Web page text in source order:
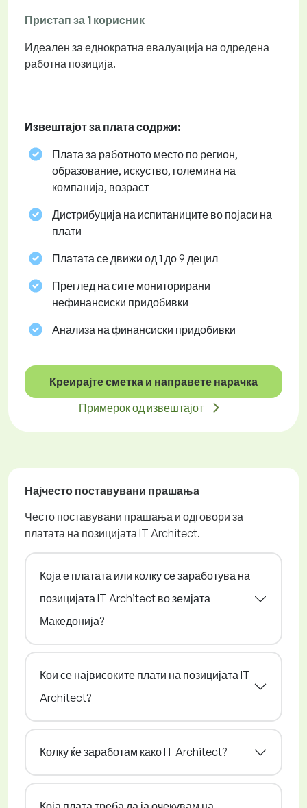
Пристап за 1 корисник
Идеален за еднократна евалуација на одредена
работна позиција.
Извештајот за плата содржи:
Плата за работното место по регион,
образование, искуство, големина на
компанија, возраст
Дистрибуција на испитаниците во појаси на
плати
Платата се движи од 1 до 9 децил
Преглед на сите мониторирани
нефинансиски придобивки
Анализа на финансиски придобивки
Креирајте сметка и направете нарачка
Примерок од извештајот
Најчесто поставувани прашања
Често поставувани прашања и одговори за
платата на позицијата IT Architect.
Која е платата или колку се заработува на
позицијата IT Architect во земјата
Македонија?
Кои се највисоките плати на позицијата IT
Architect?
Колку ќе заработам како IT Architect?